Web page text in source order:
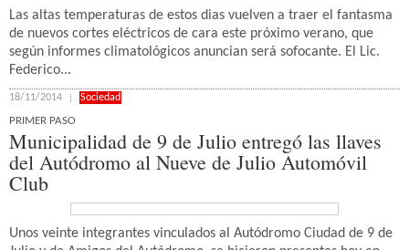
Las altas temperaturas de estos dias vuelven a traer el fantasma
de nuevos cortes eléctricos de cara este próximo verano, que
según informes climatológicos anuncian será sofocante. El Lic.
Federico...
18/11/2014 Sociedad
PRIMER PASO
Municipalidad de 9 de Julio entregó las llaves
del Autódromo al Nueve de Julio Automóvil
Club
Unos veinte integrantes vinculados al Autódromo Ciudad de 9 de